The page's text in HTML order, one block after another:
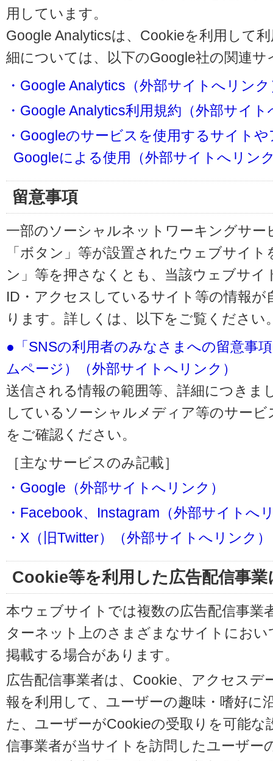
用しています。
Google Analyticsは、Cookieを利用して
細については、以下のGoogle社の関連
・Google Analytics（外部サイトへリンク
・Google Analytics利用規約（外部サイ
・Googleのサービスを使用するサイト
Googleによる使用（外部サイトへリン
留意事項
一部のソーシャルネットワーキングサー
「ボタン」等が設置されたウェブサイ
ン」等を押さなくとも、当該ウェブサイ
ID・アクセスしているサイト等の情報
ります。詳しくは、以下をご覧ください
●「SNSの利用者のみなさまへの留意事
ムページ）（外部サイトへリンク）
送信される情報の範囲等、詳細につきま
しているソーシャルメディア等のサー
をご確認ください。
［主なサービスのみ記載］
・Google（外部サイトへリンク）
・Facebook、Instagram（外部サイトへ
・X（旧Twitter）（外部サイトへリンク）
Cookie等を利用した広告配信事
本ウェブサイトでは複数の広告配信事業
ターネット上のさまざまなサイトにお
掲載する場合があります。
広告配信事業者は、Cookie、アクセスデ
報を利用して、ユーザーの趣味・嗜好に
た、ユーザーがCookieの受取りを可能
信事業者が当サイトを訪問したユーザー